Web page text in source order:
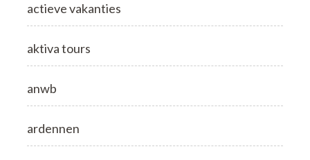
actieve vakanties
aktiva tours
anwb
ardennen